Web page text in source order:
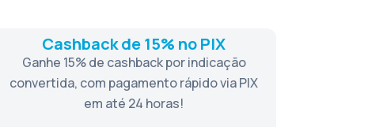
Cashback de 15% no PIX
Ganhe 15% de cashback por indicação
convertida, com pagamento rápido via PIX
em até 24 horas!